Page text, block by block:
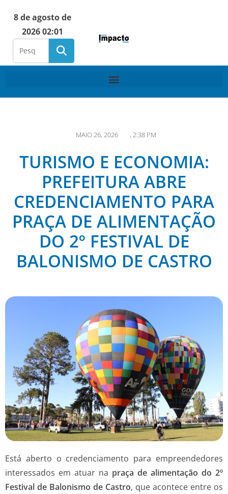
8 de agosto de
2026 02:01
MAIO 26, 2026 , 2:38 PM
TURISMO E ECONOMIA:
PREFEITURA ABRE
CREDENCIAMENTO PARA
PRAÇA DE ALIMENTAÇÃO
DO 2º FESTIVAL DE
BALONISMO DE CASTRO
Está aberto o credenciamento para empreendedores
interessados em atuar na praça de alimentação do 2º
Festival de Balonismo de Castro, que acontece entre os